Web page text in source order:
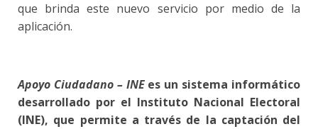
que brinda este nuevo servicio por medio de la
aplicación.
Apoyo Ciudadano – INEes un sistema informático
desarrollado por el Instituto Nacional Electoral
(INE), que permite a través de la captación del